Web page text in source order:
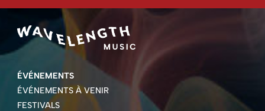
ÉVÉNEMENTS
ÉVÉNEMENTS À VENIR
FESTIVALS